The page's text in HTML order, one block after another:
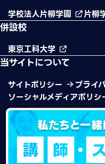
学校法人片柳学園 片柳
併設校
東京工科大学
当サイトについて
サイトポリシー
プライ
ソーシャルメディアポリシ